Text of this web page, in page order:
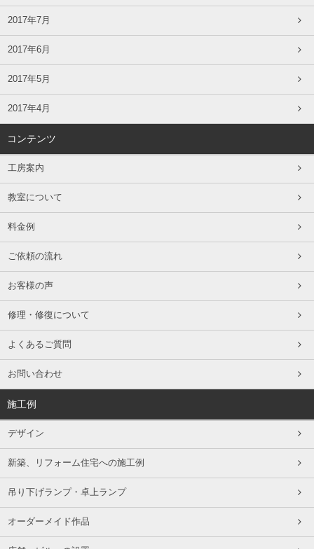
2017年7月
2017年6月
2017年5月
2017年4月
コンテンツ
工房案内
教室について
料金例
ご依頼の流れ
お客様の声
修理・修復について
よくあるご質問
お問い合わせ
施工例
デザイン
新築、リフォーム住宅への施工例
吊り下げランプ・卓上ランプ
オーダーメイド作品